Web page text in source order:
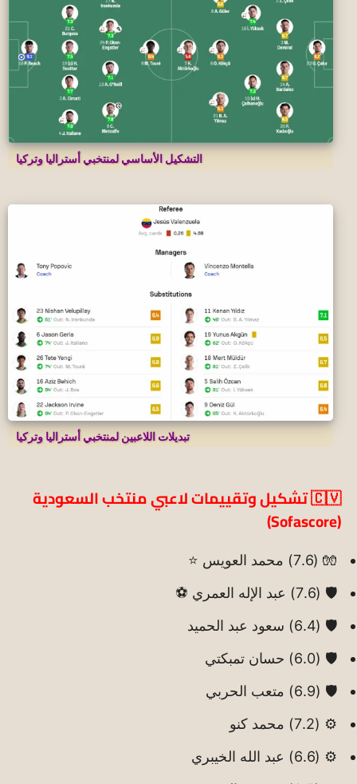
التشكيل الأساسي لمنتخبي أستراليا وتركيا
تبديلات اللاعبين لمنتخبي أستراليا وتركيا
🇨🇻 تشكيل وتقييمات لاعبي منتخب السعودية
(Sofascore)
🧤 (7.6) محمد العويس ⭐
🛡️ (7.6) عبد الإله العمري ⚽
🛡️ (6.4) سعود عبد الحميد
🛡️ (6.0) حسان تمبكتي
🛡️ (6.9) متعب الحربي
⚙️ (7.2) محمد كنو
⚙️ (6.6) عبد الله الخيبري